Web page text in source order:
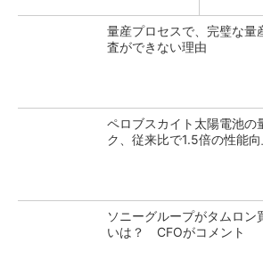
量産プロセスで、完璧な量
査ができない理由
ペロブスカイト太陽電池の
ク、従来比で1.5倍の性能向
ソニーグループがタムロン
いは？ CFOがコメント